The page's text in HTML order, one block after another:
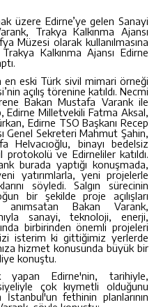
üzere Edirne’ye gelen Sanayi
Trakya Kalkınma Ajansı
Müzesi olarak kullanılmasına
Kalkınma Ajansı Edirne
en eski Türk sivil mimari örneği
açılış törenine katıldı. Necmi
Bakan Mustafa Varank ile
Edirne Milletvekili Fatma Aksal,
Edirne TSO Başkanı Recep
Genel Sekreteri Mahmut Şahin,
Helvacıoğlu, binayı bedelsiz
ve Edirneliler katıldı.
burada yaptığı konuşmada,
yatırımlarla, yeni projelerle
söyledi. Salgın sürecinin
bir şekilde proje açılışları
anımsatan Bakan Varank,
sanayi, teknoloji, enerji,
birbirinden önemli projeleri
isterim ki gittiğimiz yerlerde
hizmet konusunda büyük bir
konuştu.
yapan Edirne'nin, tarihiyle,
çok kıymetli olduğunu
fethinin planlarının